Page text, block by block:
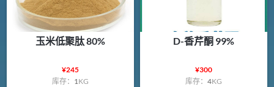
玉米低聚肽 80%
¥245
库存： 1KG
D-香芹酮 99%
¥300
库存：4KG